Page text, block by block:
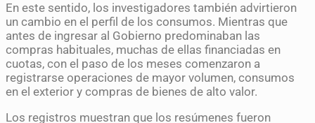
En este sentido, los investigadores también advirtieron
un cambio en el perfil de los consumos. Mientras que
antes de ingresar al Gobierno predominaban las
compras habituales, muchas de ellas financiadas en
cuotas, con el paso de los meses comenzaron a
registrarse operaciones de mayor volumen, consumos
en el exterior y compras de bienes de alto valor.
Los registros muestran que los resúmenes fueron